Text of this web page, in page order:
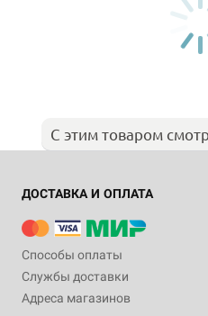
С этим товаром
ДОСТАВКА И ОПЛАТА
Способы оплаты
Службы доставки
Адреса магазинов